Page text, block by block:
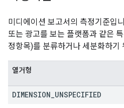
미디에이션 보고서의 측정기준입
또는 광고를 보는 플랫폼과 같은
정항목)를 분류하거나 세분화하기
열거형
DIMENSION UNSPECIFIED